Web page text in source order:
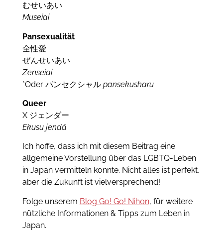
むせいあい
Museiai
Pansexualität
全性愛
ぜんせいあい
Zenseiai
*Oder パンセクシャル pansekusharu
Queer
X ジェンダー
Ekusu jendā
Ich hoffe, dass ich mit diesem Beitrag eine
allgemeine Vorstellung über das LGBTQ-Leben
in Japan vermitteln konnte. Nicht alles ist perfekt,
aber die Zukunft ist vielversprechend!
Folge unserem Blog Go! Go! Nihon, für weitere
nützliche Informationen & Tipps zum Leben in
Japan.